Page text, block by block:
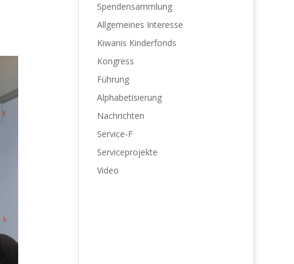
Spendensammlung
Allgemeines Interesse
Kiwanis Kinderfonds
Kongress
Führung
Alphabetisierung
Nachrichten
Service-F
Serviceprojekte
Video